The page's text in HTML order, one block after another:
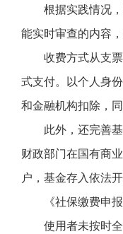
根据实践情况
能实时审查的内容
收费方式从支
式支付。以个人身
和金融机构扣除，
此外，还完善
财政部门在国有商
户，基金存入依法
《社保缴费申
使用者未按时